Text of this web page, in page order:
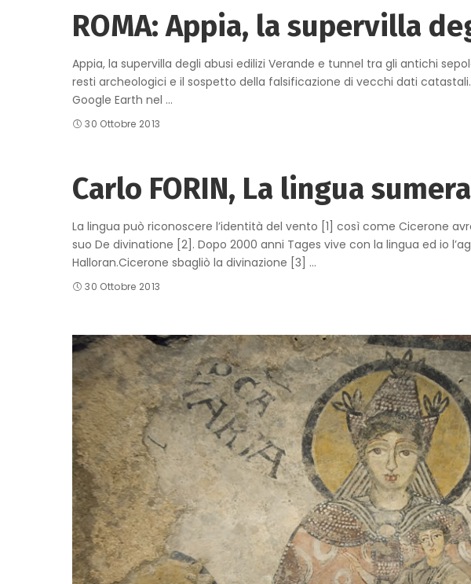
ROMA: Appia, la supervilla
Appia, la supervilla degli abusi edilizi Verande e tunnel tra gli antichi
resti archeologici e il sospetto della falsificazione di vecchi dati
Google Earth nel ...
30 Ottobre 2013
Carlo FORIN, La lingua
La lingua può riconoscere l’identità del vento [1] così come Cicerone
suo De divinatione [2]. Dopo 2000 anni Tages vive con la lingua ed io
Halloran.Cicerone sbagliò la divinazione [3] ...
30 Ottobre 2013